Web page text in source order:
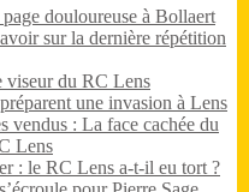
douloureuse à Bollaert
sur la dernière répétition
viseur du RC Lens
une invasion à Lens
vendus : La face cachée du
Lens
: le RC Lens a-t-il eu tort ?